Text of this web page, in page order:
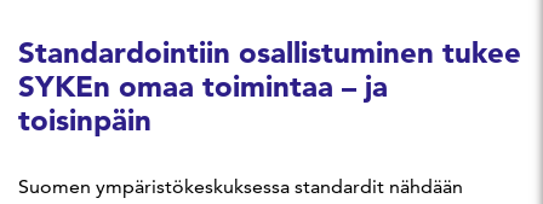
Standardointiin osallistuminen tukee
SYKEn omaa toimintaa – ja
toisinpäin
Suomen ympäristökeskuksessa standardit nähdään